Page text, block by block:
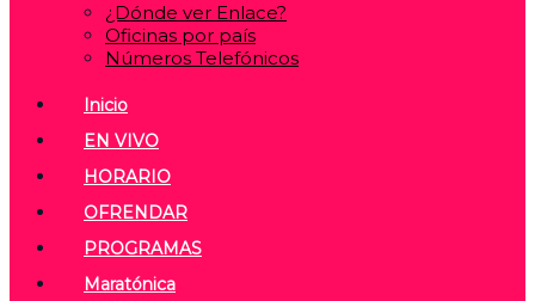
¿Dónde ver Enlace?
Oficinas por país
Números Telefónicos
Inicio
EN VIVO
HORARIO
OFRENDAR
PROGRAMAS
Maratónica